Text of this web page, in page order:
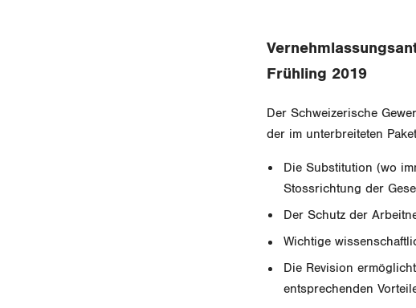
Frühling 2019
Der Schweizerische
der im unterbreiteten
Die Substitution (wo
Stossrichtung der
Der Schutz der
Wichtige
Die Revision
entsprechenden